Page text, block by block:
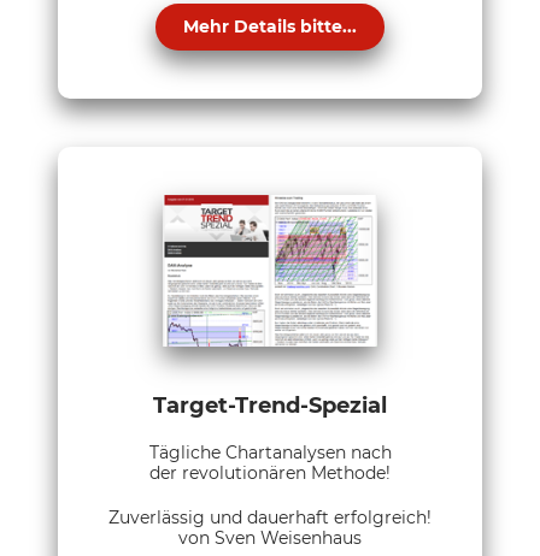
Mehr Details bitte...
Target-Trend-Spezial
Tägliche Chartanalysen nach
der revolutionären Methode!
Zuverlässig und dauerhaft erfolgreich!
von Sven Weisenhaus